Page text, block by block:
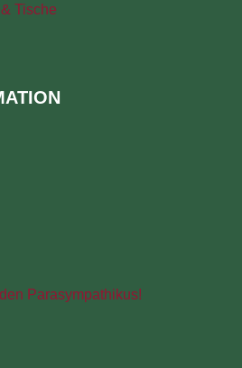
Tische
Parasympathikus!